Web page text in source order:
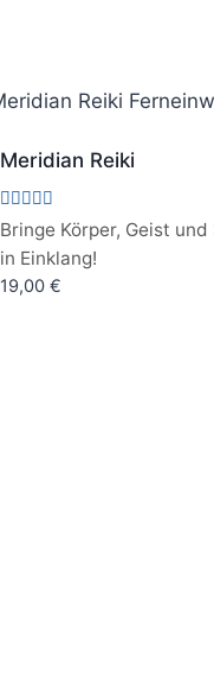
Meridian Reiki
Bewertet
mit
5.00
Bringe Körper, Geist und
in Einklang!
19,00 €